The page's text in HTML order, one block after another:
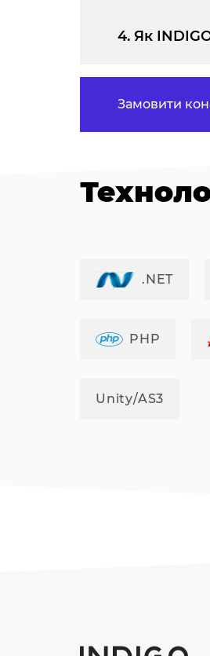
4. Як
Замовити
.NET
PHP
Unity/AS3